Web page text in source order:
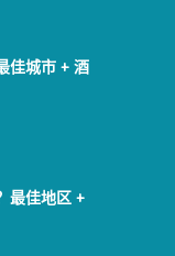
佳城市 + 酒
最佳地区 +